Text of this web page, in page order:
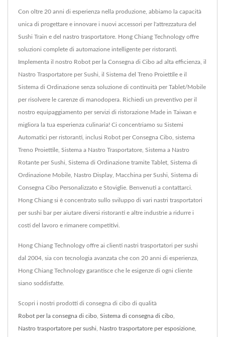
Con oltre 20 anni di esperienza nella produzione, abbiamo la capacità
unica di progettare e innovare i nuovi accessori per l'attrezzatura del
Sushi Train e del nastro trasportatore. Hong Chiang Technology offre
soluzioni complete di automazione intelligente per ristoranti.
Implementa il nostro Robot per la Consegna di Cibo ad alta efficienza, il
Nastro Trasportatore per Sushi, il Sistema del Treno Proiettile e il
Sistema di Ordinazione senza soluzione di continuità per Tablet/Mobile
per risolvere le carenze di manodopera. Richiedi un preventivo per il
nostro equipaggiamento per servizi di ristorazione Made in Taiwan e
migliora la tua esperienza culinaria! Ci concentriamo su Sistemi
Automatici per ristoranti, inclusi Robot per Consegna Cibo, sistema
Treno Proiettile, Sistema a Nastro Trasportatore, Sistema a Nastro
Rotante per Sushi, Sistema di Ordinazione tramite Tablet, Sistema di
Ordinazione Mobile, Nastro Display, Macchina per Sushi, Sistema di
Consegna Cibo Personalizzato e Stoviglie. Benvenuti a contattarci.
Hong Chiang si è concentrato sullo sviluppo di vari nastri trasportatori
per sushi bar per aiutare diversi ristoranti e altre industrie a ridurre i
costi del lavoro e rimanere competitivi.
Hong Chiang Technology offre ai clienti nastri trasportatori per sushi
dal 2004, sia con tecnologia avanzata che con 20 anni di esperienza,
Hong Chiang Technology garantisce che le esigenze di ogni cliente
siano soddisfatte.
Scopri i nostri prodotti di consegna di cibo di qualità
Robot per la consegna di cibo Sistema di consegna di cibo
Nastro trasportatore per sushi Nastro trasportatore per esposizione